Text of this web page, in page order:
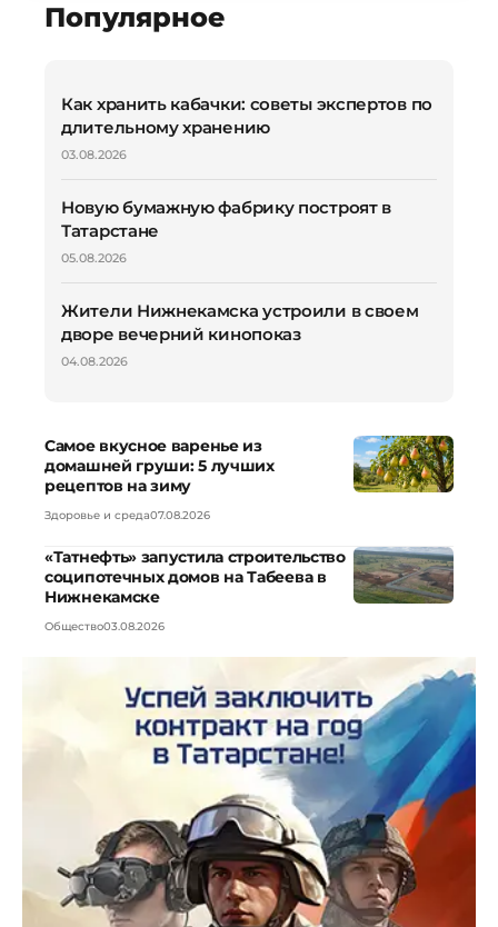
Популярное
Как хранить кабачки: советы экспертов по
длительному хранению
03.08.2026
Новую бумажную фабрику построят в
Татарстане
05.08.2026
Жители Нижнекамска устроили в своем
дворе вечерний кинопоказ
04.08.2026
Самое вкусное варенье из
домашней груши: 5 лучших
рецептов на зиму
Здоровье и среда07.08.2026
«Татнефть» запустила строительство
соципотечных домов на Табеева в
Нижнекамске
Общество03.08.2026